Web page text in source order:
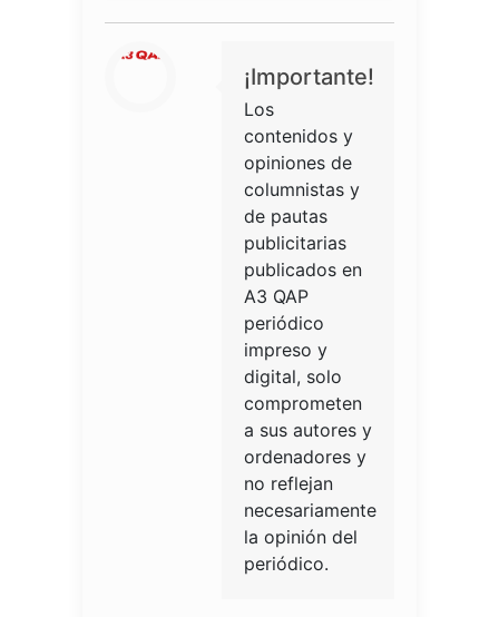
¡Importante!
Los
contenidos y
opiniones de
columnistas y
de pautas
publicitarias
publicados en
A3 QAP
periódico
impreso y
digital, solo
comprometen
a sus autores y
ordenadores y
no reflejan
necesariamente
la opinión del
periódico.